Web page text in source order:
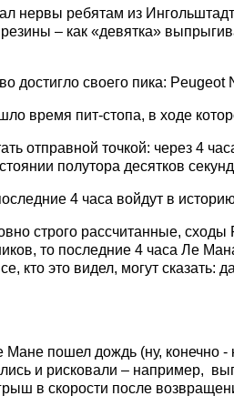
нервы ребятам из
– как «девятка»
достигло своего пика:
время пит-стопа, в ходе
отправной точкой: через 4
полутора десятков
4 часа войдут в
строго рассчитанные,
то последние 4 часа Ле
кто это видел, могут
Мане пошел дождь (ну, конечно
и рисковали – например,
в скорости после